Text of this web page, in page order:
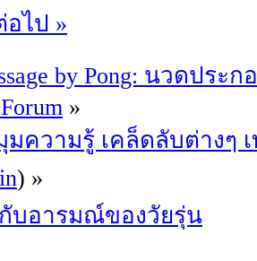
อไป »
by Pong: นวดประ
»
ความรู้ เคล็ดลับต่างๆ
) »
บอารมณ์ของวัยรุ่น